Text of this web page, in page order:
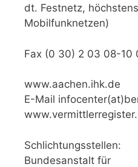
dt. Festnetz,
Mobilfunknetzen)
Fax (0 30) 2 03 08-10
www.aachen.ihk.de
E-Mail
Schlichtungsstellen:
Bundesanstalt für